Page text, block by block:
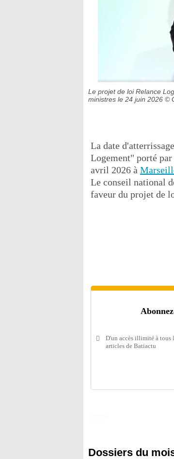
Le projet de loi Relance
ministres le 24 juin 2026 ©
La date
Logement" porté par
avril 2026 à
Le conseil national
faveur du projet de
D'un accès illimité à tous
articles de Batiactu
Dossiers du